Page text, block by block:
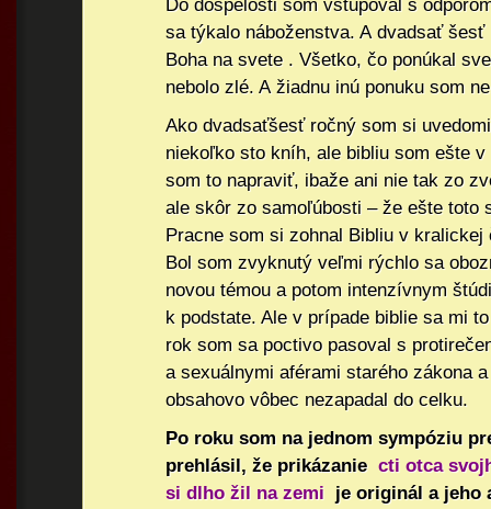
Do dospelosti som vstupoval s
sa týkalo náboženstva. A dvadsať
Boha na svete . Všetko, čo ponúkal
nebolo zlé. A žiadnu inú ponuku som
Ako dvadsaťšesť ročný som si
niekoľko sto kníh, ale bibliu som ešte
som to napraviť, ibaže ani nie tak zo
ale skôr zo samoľúbosti – že ešte toto
Pracne som si zohnal Bibliu v
Bol som zvyknutý veľmi rýchlo sa
novou témou a potom intenzívnym
k podstate. Ale v prípade biblie sa mi
rok som sa poctivo pasoval s
a sexuálnymi aférami starého zákona
obsahovo vôbec nezapadal do celku.
Po roku som na jednom sympóziu
prehlásil, že prikázanie cti otca
si dlho žil na zemi je originál a jeho